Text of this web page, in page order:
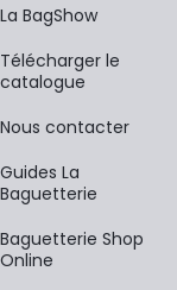
La BagShow
​Télécharger le
catalogue
Nous contacter
Guides La
Baguetterie
Baguetterie Shop
Online